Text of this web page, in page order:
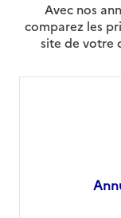
Avec nos
comparez les
site de votre